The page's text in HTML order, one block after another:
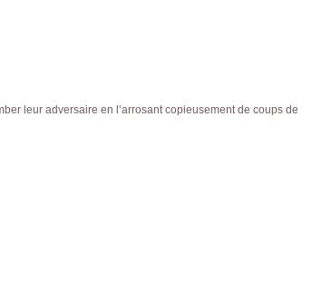
leur adversaire en l’arrosant copieusement de coups de